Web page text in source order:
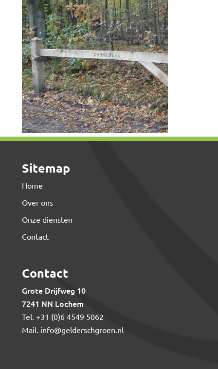
Sitemap
Home
Over ons
Onze diensten
Contact
Contact
Grote Drijfweg 10
7241 NN Lochem
Tel. +31 (0)6 4549 5062
Mail. info@gelderschgroen.nl